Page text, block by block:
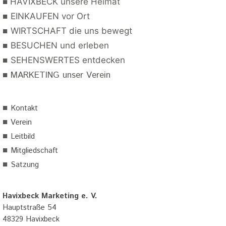
■ EINKAUFEN vor Ort
■ WIRTSCHAFT die uns bewegt
■ BESUCHEN und erleben
■ SEHENSWERTES entdecken
■ MARKETING unser Verein
■ Kontakt
■ Verein
■ Leitbild
■ Mitgliedschaft
■ Satzung
Havixbeck Marketing e. V.
Hauptstraße 54
48329 Havixbeck